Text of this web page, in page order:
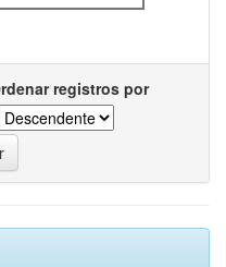
registros por